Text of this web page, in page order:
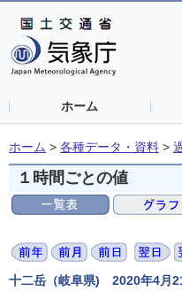
ホーム
ホーム > 各種データ・資料 >
１時間ごとの値
十二岳（岐阜県) 2020年4月